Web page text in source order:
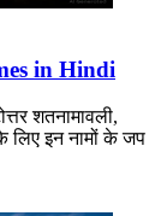
in Hindi
शतनामावली,
लिए इन नामों के जप